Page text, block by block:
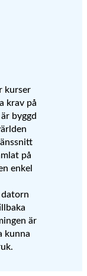
kurser
krav på
byggd
på
enkel
datorn
är
kunna